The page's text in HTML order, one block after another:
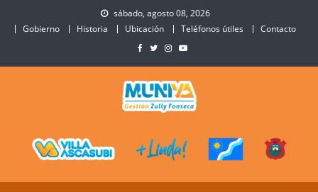
sábado, agosto 08, 2026
Gobierno
Historia Ubicación Teléfonos útiles Contacto
Ascasubi